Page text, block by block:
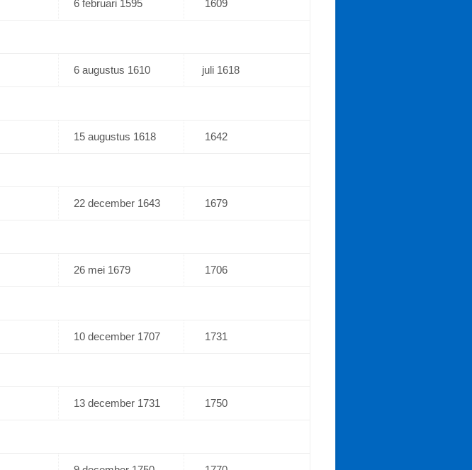
6 februari 1595 1609
6 augustus 1610 juli 1618
15 augustus 1618 1642
22 december 1643 1679
26 mei 1679 1706
10 december 1707 1731
13 december 1731 1750